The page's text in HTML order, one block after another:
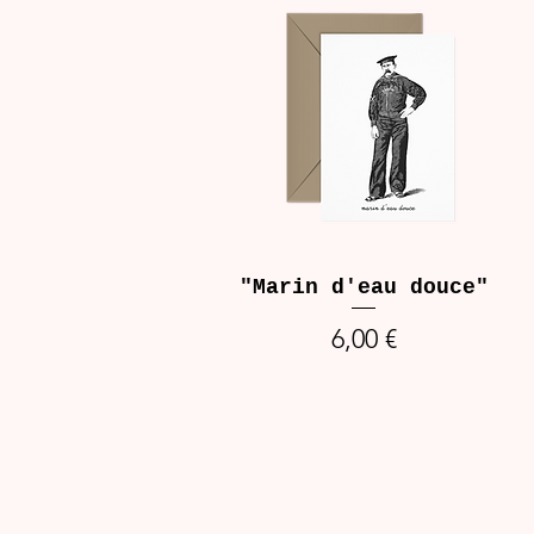
"Marin d'eau douce"
Prix
6,00 €